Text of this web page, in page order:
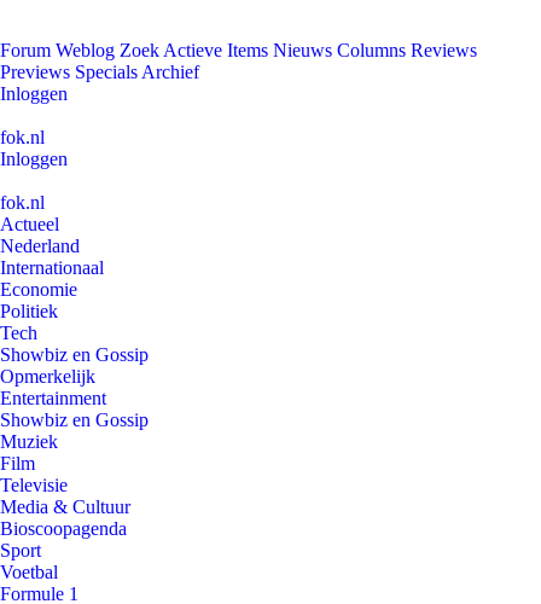
Forum Weblog Zoek Actieve Items Nieuws Columns Reviews
Previews Specials Archief
Inloggen
fok.nl
Inloggen
fok.nl
Actueel
Nederland
Internationaal
Economie
Politiek
Tech
Showbiz en Gossip
Opmerkelijk
Entertainment
Showbiz en Gossip
Muziek
Film
Televisie
Media & Cultuur
Bioscoopagenda
Sport
Voetbal
Formule 1